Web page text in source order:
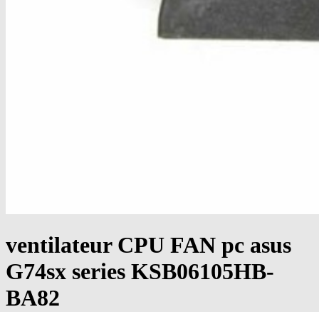
ventilateur CPU FAN pc asus
G74sx series KSB06105HB-
BA82